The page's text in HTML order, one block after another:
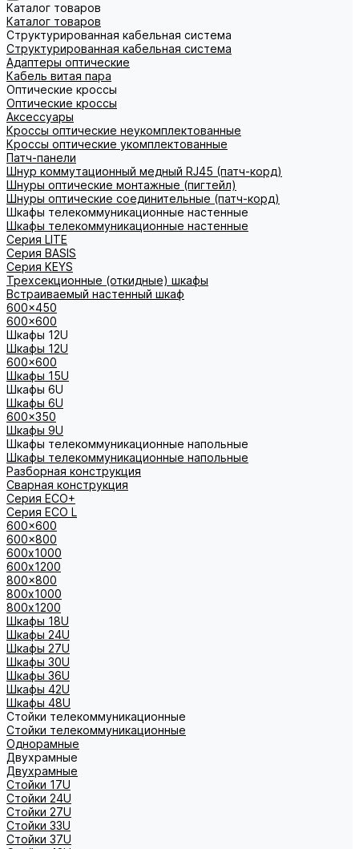
Каталог товаров
Каталог товаров
Структурированная кабельная система
Структурированная кабельная система
Адаптеры оптические
Кабель витая пара
Оптические кроссы
Оптические кроссы
Аксессуары
Кроссы оптические неукомплектованные
Кроссы оптические укомплектованные
Патч-панели
Шнур коммутационный медный RJ45 (патч-корд)
Шнуры оптические монтажные (пигтейл)
Шнуры оптические соединительные (патч-корд)
Шкафы телекоммуникационные настенные
Шкафы телекоммуникационные настенные
Cерия LITE
Cерия BASIS
Cерия KEYS
Трехсекционные (откидные) шкафы
Встраиваемый настенный шкаф
600x450
600x600
Шкафы 12U
Шкафы 12U
600x600
Шкафы 15U
Шкафы 6U
Шкафы 6U
600x350
Шкафы 9U
Шкафы телекоммуникационные напольные
Шкафы телекоммуникационные напольные
Разборная конструкция
Сварная конструкция
Серия ECO+
Серия ECO L
600x600
600x800
600х1000
600х1200
800x800
800х1000
800х1200
Шкафы 18U
Шкафы 24U
Шкафы 27U
Шкафы 30U
Шкафы 36U
Шкафы 42U
Шкафы 48U
Стойки телекоммуникационные
Стойки телекоммуникационные
Однорамные
Двухрамные
Двухрамные
Стойки 17U
Стойки 24U
Стойки 27U
Стойки 33U
Стойки 37U